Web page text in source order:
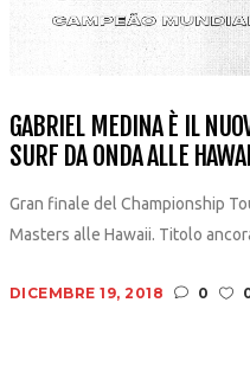
GABRIEL MEDINA È IL
SURF DA ONDA ALLE
Gran finale del Championship
Masters alle Hawaii. Titolo
DICEMBRE 19, 2018 0